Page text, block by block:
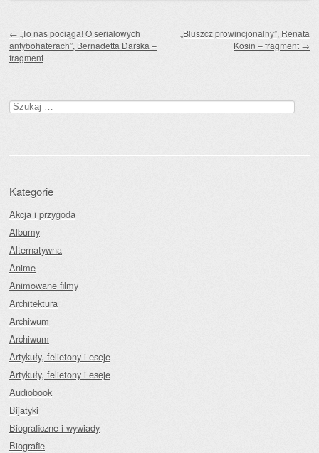
← „To nas pociąga! O serialowych
antybohaterach”, Bernadetta Darska –
fragment
„Bluszcz prowincjonalny”, Renata
Kosin – fragment →
Szukaj:
Kategorie
Akcja i przygoda
Albumy
Alternatywna
Anime
Animowane filmy
Architektura
Archiwum
Archiwum
Artykuły, felietony i eseje
Artykuły, felietony i eseje
Audiobook
Bijatyki
Biograficzne i wywiady
Biografie